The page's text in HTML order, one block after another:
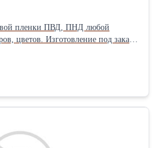
пленки ПВД, ПНД любой
цветов. Изготовление под заказ.
и т. п.) - повышенной
для упаковки молочной продукции - барьерные пленки